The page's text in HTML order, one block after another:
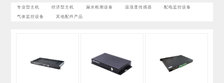
专业型主机 经济型主机 漏水检测设备 温湿度传感器 配电监控设备
气体监控设备 其他配件产品